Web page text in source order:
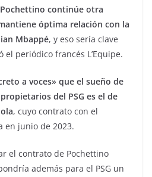
continúe otra
óptima relación con la
Mbappé, y eso sería clave
periódico francés L’Equipe.
a voces» que el sueño de
del PSG es el de
, cuyo contrato con el
en junio de 2023.
el contrato de Pochettino
además para el PSG un